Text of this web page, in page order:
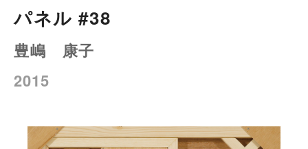
パネル #38
豊嶋 康子
2015